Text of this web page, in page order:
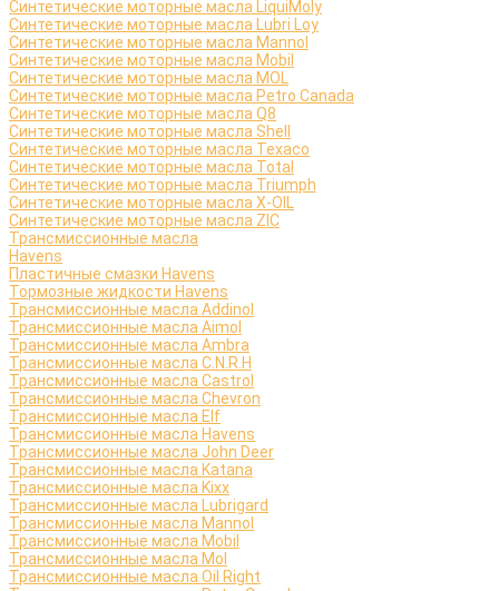
Синтетические моторные масла LiquiMoly
Синтетические моторные масла Lubri Loy
Синтетические моторные масла Mannol
Синтетические моторные масла Mobil
Синтетические моторные масла MOL
Синтетические моторные масла Petro Canada
Синтетические моторные масла Q8
Синтетические моторные масла Shell
Синтетические моторные масла Texaco
Синтетические моторные масла Total
Синтетические моторные масла Triumph
Синтетические моторные масла X-OIL
Синтетические моторные масла ZIC
Трансмиссионные масла
Havens
Пластичные смазки Havens
Тормозные жидкости Havens
Трансмиссионные масла Addinol
Трансмиссионные масла Aimol
Трансмиссионные масла Ambra
Трансмиссионные масла C.N.R.H
Трансмиссионные масла Castrol
Трансмиссионные масла Chevron
Трансмиссионные масла Elf
Трансмиссионные масла Havens
Трансмиссионные масла John Deer
Трансмиссионные масла Katana
Трансмиссионные масла Kixx
Трансмиссионные масла Lubrigard
Трансмиссионные масла Mannol
Трансмиссионные масла Mobil
Трансмиссионные масла Mol
Трансмиссионные масла Oil Right